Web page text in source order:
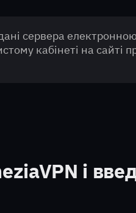
сервера
кабінеті на
і